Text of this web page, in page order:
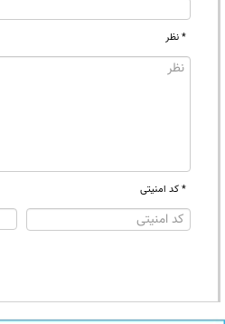
* نظر
* کد امنیتی